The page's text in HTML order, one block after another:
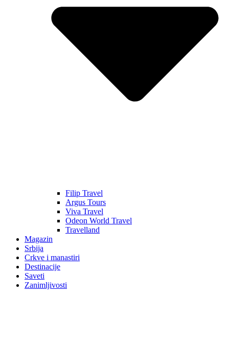
Filip Travel
Argus Tours
Viva Travel
Odeon World Travel
Travelland
Magazin
Srbija
Crkve i manastiri
Destinacije
Saveti
Zanimljivosti